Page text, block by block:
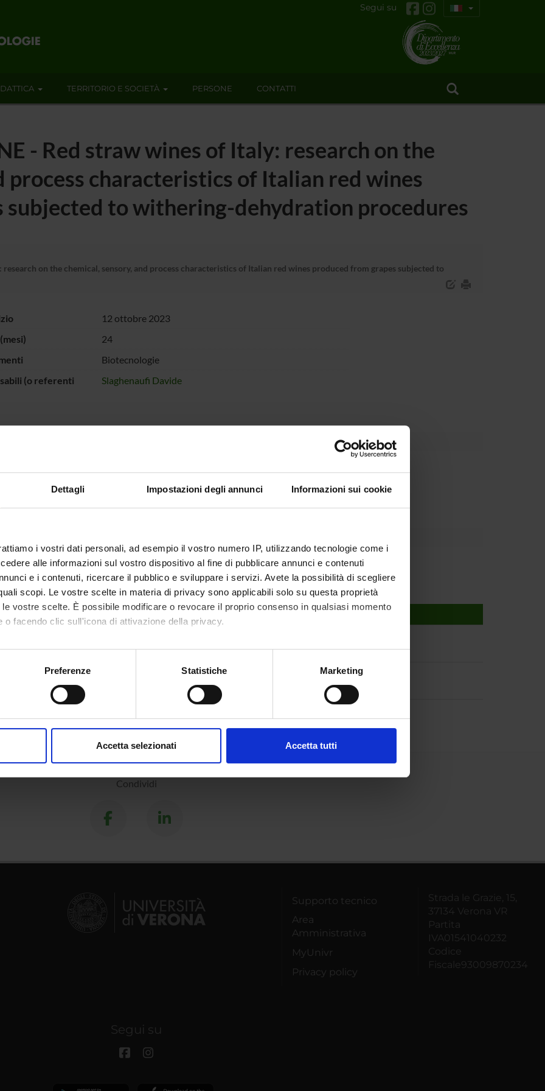
Dettagli Impostazioni degli annunci Informazioni sui cookie
i vostri dati personali, ad esempio il vostro numero IP, utilizzando tecnologie come i
alle informazioni sul vostro dispositivo al fine di pubblicare annunci e contenuti
e i contenuti, ricercare il pubblico e sviluppare i servizi. Avete la possibilità di scegliere
scopi. Le vostre scelte in materia di privacy sono applicabili solo su questa proprietà
vostre scelte. È possibile modificare o revocare il proprio consenso in qualsiasi momento
o facendo clic sull'icona di attivazione della privacy.
anche:
sulla tua posizione geografica, con un'approssimazione di qualche metro,
in qualsiasi momento dalla Dichiarazione sui cookie.
e social media, i quali potrebbero combinarle con altre informazioni che hai fornito loro o
Preferenze Statistiche Marketing
Accetta selezionati Accetta tutti
Segui su
TERRITORIO E SOCIETÀ PERSONE CONTATTI
- Red straw wines of Italy: research on the
process characteristics of Italian red wines
subjected to withering-dehydration procedures
on the chemical, sensory, and process characteristics of Italian red wines produced from grapes subjected to
12 ottobre 2023
24
Biotecnologie
(o referenti
Slaghenaufi Davide
Professore associato
RICERCA COINVOLTE DAL PROGETTO
biotechnology and bioengineering
e Tecnologie alimentari
Condividi
Supporto tecnico
Area
Amministrativa
MyUnivr
Privacy policy
Strada le Grazie, 15,
37134 Verona VR
Partita
IVA01541040232
Codice
Fiscale93009870234
Segui su